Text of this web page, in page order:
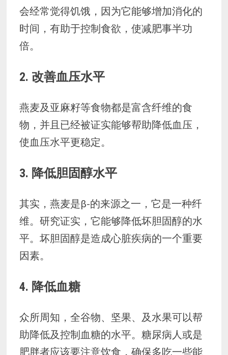
会经常觉得饥饿，因为它能够增加消化的
时间，有助于控制食欲，使减肥事半功
倍。
2. 改善血压水平
燕麦及亚麻籽等食物都是富含纤维的食
物，并且已经被证实能够帮助降低血压，
使血压水平更稳定。
3. 降低胆固醇水平
其实，燕麦是β-的来源之一，它是一种纤
维。研究证实，它能够降低坏胆固醇的水
平。坏胆固醇是造成心脏疾病的一个重要
因素。
4. 降低血糖
众所周知，全谷物、坚果、及水果可以帮
助降低及控制血糖的水平。糖尿病人或是
肥胖者应该要注意饮食，确保多吃一些能